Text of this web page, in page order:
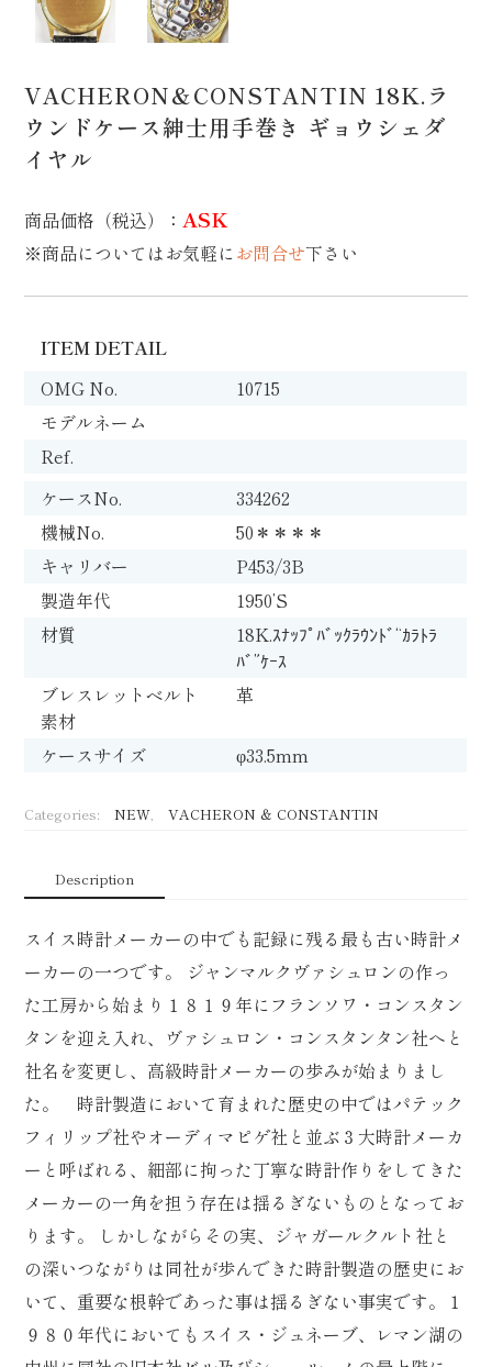
VACHERON＆CONSTANTIN 18K.ラ
ウンドケース紳士用手巻き ギョウシェダ
イヤル
商品価格（税込） ： ASK
※商品についてはお気軽にお問合せ下さい
ITEM DETAIL
OMG No.
10715
モデルネーム
Ref.
ケースNo.
334262
機械No.
50＊＊＊＊
キャリバー
P453/3B
製造年代
1950’S
材質
18K.ｽﾅｯﾌﾟﾊﾞｯｸﾗｳﾝﾄﾞ“ｶﾗﾄﾗ
ﾊﾞ”ｹｰｽ
ブレスレットベルト
素材
革
ケースサイズ φ33.5mm
Categories: NEW VACHERON ＆ CONSTANTIN
Description
スイス時計メーカーの中でも記録に残る最も古い時計メ
ーカーの一つです。 ジャンマルクヴァシュロンの作っ
た工房から始まり１８１９年にフランソワ・コンスタン
タンを迎え入れ、ヴァシュロン・コンスタンタン社へと
社名を変更し、高級時計メーカーの歩みが始まりまし
た。 時計製造において育まれた歴史の中ではパテック
フィリップ社やオーディマピゲ社と並ぶ３大時計メーカ
ーと呼ばれる、細部に拘った丁寧な時計作りをしてきた
メーカーの一角を担う存在は揺るぎないものとなってお
ります。 しかしながらその実、ジャガールクルト社と
の深いつながりは同社が歩んできた時計製造の歴史にお
いて、重要な根幹であった事は揺るぎない事実です。１
９８０年代においてもスイス・ジュネーブ、レマン湖の